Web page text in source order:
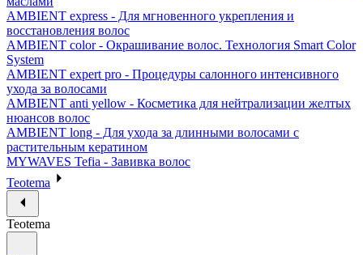
AMBIENT express - Для мгновенного укрепления и
восстановления волос
AMBIENT color - Окрашивание волос. Технология Smart Color
System
AMBIENT expert pro - Процедуры салонного интенсивного
ухода за волосами
AMBIENT anti yellow - Косметика для нейтрализации желтых
нюансов волос
AMBIENT long - Для ухода за длинными волосами с
растительным кератином
MYWAVES Tefia - Завивка волос
Teotema
Teotema